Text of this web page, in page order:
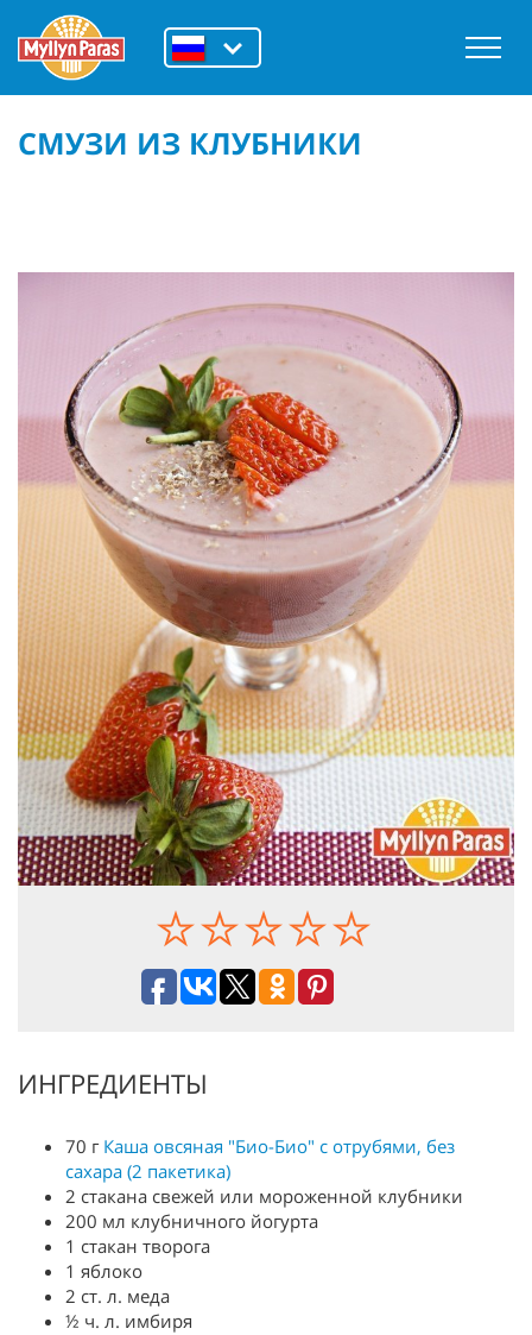
СМУЗИ ИЗ КЛУБНИКИ
ИНГРЕДИЕНТЫ
70 г Каша овсяная "Био-Био" с отрубями, без
сахара (2 пакетика)
2 стакана свежей или мороженной клубники
200 мл клубничного йогурта
1 стакан творога
1 яблоко
2 ст. л. меда
½ ч. л. имбиря